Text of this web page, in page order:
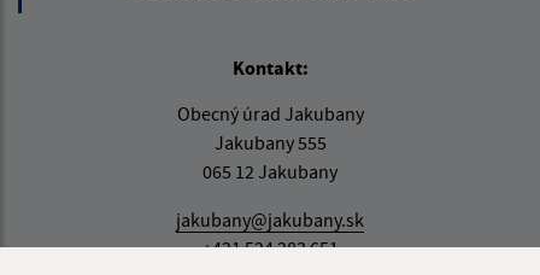
Kontakt:
Obecný úrad Jakubany
Jakubany 555
065 12 Jakubany
jakubany@jakubany.sk
+421 524 283 651